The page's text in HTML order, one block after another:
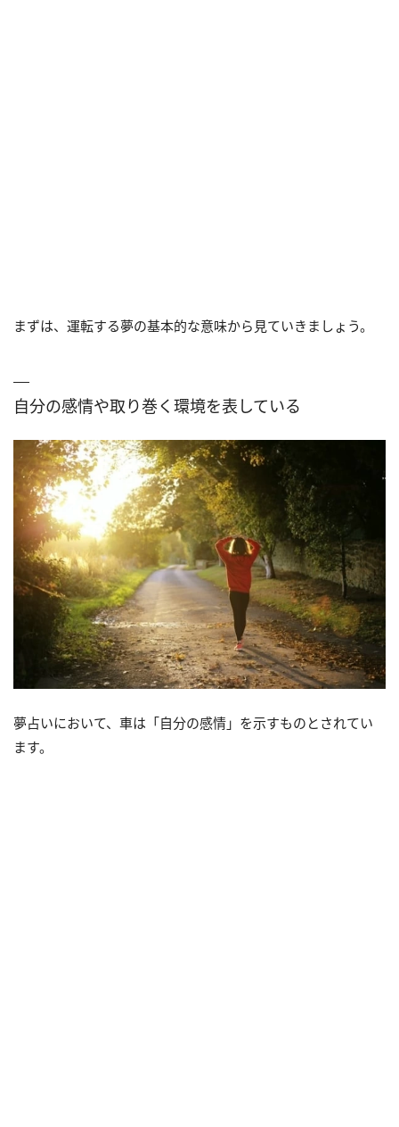
まずは、運転する夢の基本的な意味から見ていきましょう。
自分の感情や取り巻く環境を表している
夢占いにおいて、車は「自分の感情」を示すものとされてい
ます。